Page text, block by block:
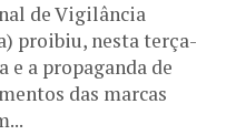
de Vigilância
proibiu, nesta terça-
e a propaganda de
das marcas